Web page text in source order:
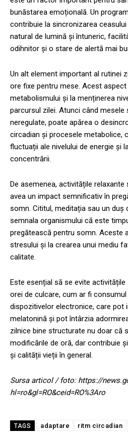
bunăstarea emoțională. Un
contribuie la sincronizarea
natural de lumină și întuneric,
odihnitor și o stare de alertă mai
Un alt element important al rutinei
ore fixe pentru mese. Acest
metabolismului și la menținerea
parcursul zilei. Atunci când mesele
neregulate, poate apărea o
circadian și procesele metabolice,
fluctuații ale nivelului de energie și
concentrării.
De asemenea, activitățile
avea un impact semnificativ în
somn. Cititul, meditația sau un duș
semnala organismului că este
pregătească pentru somn. Aceste
stresului și la crearea unui mediu
calitate.
Este esențial să se evite
orei de culcare, cum ar fi
dispozitivelor electronice, care pot
melatonină și pot întârzia
zilnice bine structurate nu doar că
modificările de oră, dar contribuie
și calității vieții în general.
Sursa articol / foto: https://
hl=ro&gl=RO&ceid=RO%3Aro
TAGS adaptare ritm circadian